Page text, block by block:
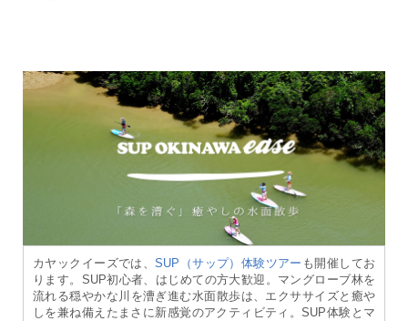
カヤックイーズでは、SUP（サップ）体験ツアー も開催してお
ります。SUP初心者、はじめての方大歓迎。マングローブ林を
流れる穏やかな川を漕ぎ進む水面散歩は、エクササイズと癒や
しを兼ね備えたまさに新感覚のアクティビティ。SUP体験とマ